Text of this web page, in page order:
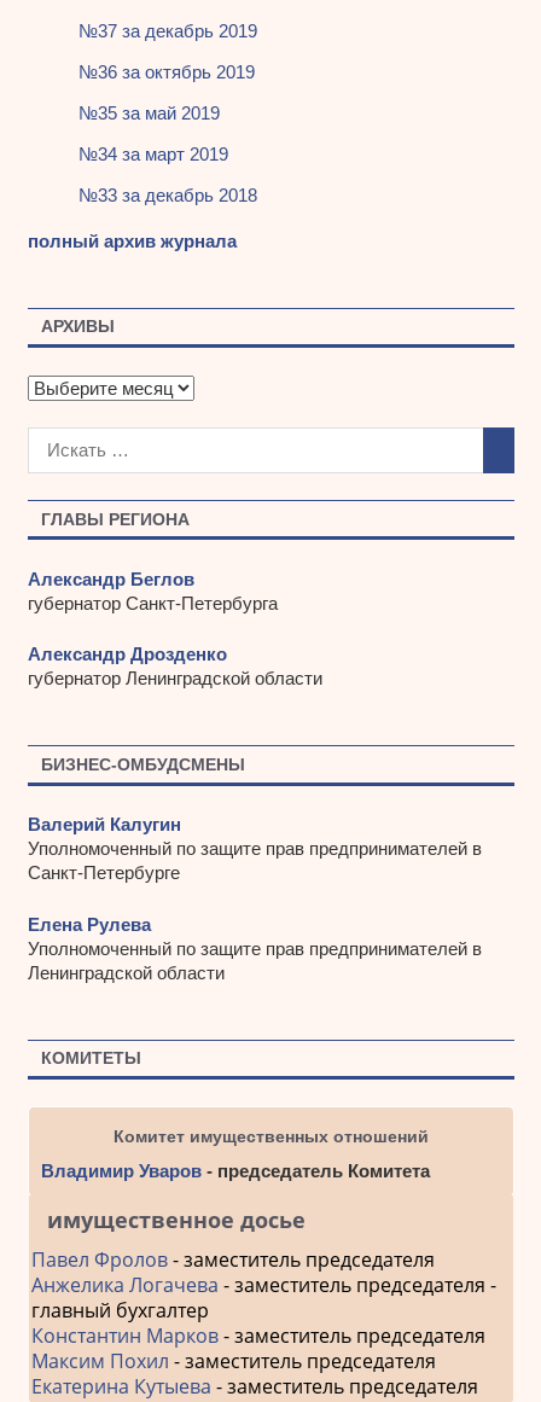
ГЛАВЫ РЕГИОНА
Александр Беглов
губернатор Санкт-Петербурга
Александр Дрозденко
губернатор Ленинградской области
БИЗНЕС-ОМБУДСМЕНЫ
Валерий Калугин
Уполномоченный по защите прав предпринимателей в
Санкт-Петербурге
Елена Рулева
Уполномоченный по защите прав предпринимателей в
Ленинградской области
КОМИТЕТЫ
Комитет имущественных отношений
Владимир Уваров- председатель Комитета
имущественное досье
Павел Фролов- заместитель председателя
Анжелика Логачева - заместитель председателя -
главный бухгалтер
Константин Марков- заместитель председателя
Максим Похил - заместитель председателя
Екатерина Кутыева - заместитель председателя
№37 за декабрь 2019
№36 за октябрь 2019
№35 за май 2019
№34 за март 2019
№33 за декабрь 2018
полный архив журнала
АРХИВЫ
А
х
ы